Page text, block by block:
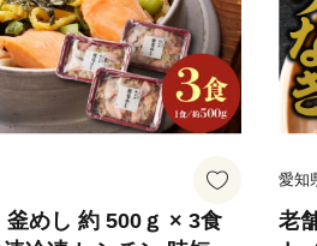
釜めし 約 500ｇ × 3食
愛知
老